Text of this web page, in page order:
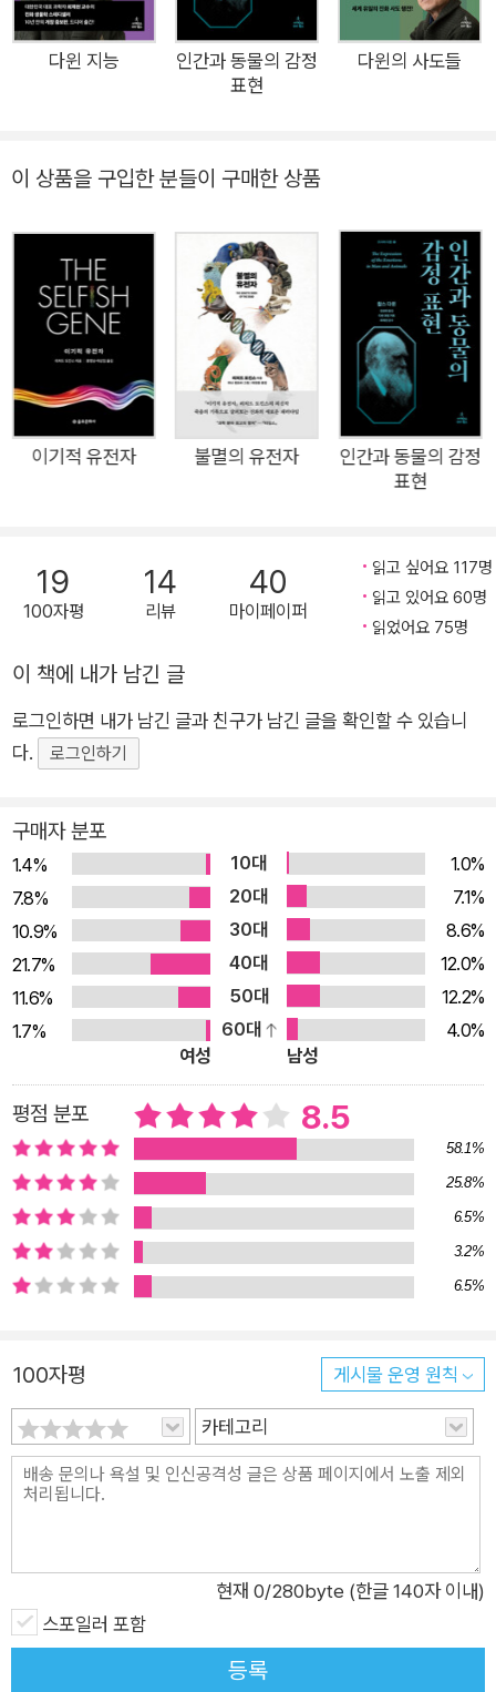
하나이다. 다윈은 이 책을 통해 ‘자연 선택을 통한 진화’라는 개념
이 종의 다양성, 생물 개체의 복잡성, 종의 변화 및 분화라는 같은
생물계의 제반 현상을 궁극적으로 설명해 낼 수 있는 기본 개념임
본질에 대한 사고를 송두리째 바꿔 버렸다. 그 덕분에 다윈은 코
낸 인류 역사상 가장 중요한 혁명의 예언자이자, 마르크스, 프로
이트와 함께 현대를 만든 사상가 중 한 사람으로 평가받는다. 특
히 체제 경쟁에서 사회주의가 몰락하고, 신경 과학의 발달로 정신
의학의 패러다임이 바뀌면서 예언자의 자리에서 물러나 마르크
스와 프로이트와는 달리 다윈은 21세기 현재도 자연 과학은 물
론, 인문 사회 과학 등 학문 세계 전반에서 강력한 영향력을 발휘
하고 있다. 다윈 사상의 출발점이라 할 『종의 기원』 초판을 진화
까지 모두 여섯 번의 개정 작업이 이뤄지는데, 그때마다 다윈은
오탈자를 교정하기도 하고, 그 이전 판에 대해서 제기된 비판들을
모아 반론을 제기하기도 하고, 자신의 이론을 변경하기도 하고,
용어를 새로 도입하기도 한다. 그래서 ‘자연 선택을 통한 진화’라
71년), 『인간과 동물의 감정 표현』(1872년)을 완간하는 시점에
낸 6판을 20세기 중반까지 진화 생물학자들은 다윈 사상의 완성
반 이후 다위 사상과 그가 남긴 문헌에 대한 연구가 본격화되면
서, 다윈이 『종의 기원』 개정판을 출간하는 과정에서 자신의 책이
만든 논란을 의식해 표현을 순화하거나 우생학적, 인종주의적 편
견에 이용될 수 있는 빌미를 만들거나 했음을 발견하게 된다. 이
에 지성계에 파란을 일으켰던 바로 그 책, 다윈의 원래 생각이 원
래 그대로 담겨 있을 다윈 사상의 애초 출발점으로 돌아가 초판을
살펴보자는 움직임이 형성되었다. 한국 진화학계의 역량을 모아
제대로 된 다윈 선집을 만들어 보자는 「드디어 다윈」 시리즈의 첫
번째 책인 『종의 기원』이 초판을 번역한 것은 이러한 세계 학계의
움직임을 배경으로 한 것이다. 우리나라에서 1960년 이후 여러
판본의 『종의 기원』이 출간되었고, 초판 번역본도 일부 있었지만,
그중 대다수는 6판이었다. 장대익 교수는 『종의 기원』 초판을 번
역 출간하면서 진화 생물학의 최근까지의 역사적 성과와 다윈 문
헌에 대한 최신 연구를 바탕으로 다윈 사상의 원래 모습을 복원하
기 위해 노력했다. 예를 들어, ‘진화(evolution)’라는 단어부터 재
요람 역할을 했다고 평가되는 사회 다윈주의 창시자 허버트 스펜
서의 영향을 받은 게 명백해 보이는 ‘진보’라는 뉘앙스가 강하게
배어 있는 ‘진화’라는 단어를 다윈이 처음 쓴 것은 1871년 출간된
『인간의 유래와 성선택』부터다. 그리고 『종의 기원』에 사용된 것
은 1872년 출간된 6판부터다. 그 전까지 다윈은 자신의 ‘진화’ 개
에서는 진화라는 단어 대신 “변화를 동반한 계승(descent with
modification)”만을 사용한다. 그리고 나중에 ‘진화’를 사용하게
되었을 때에도 이 단어가 ‘진보’가 아니라 ‘전개(unfolding)’로 읽
히기 원했다. 다윈 사상의 원점을 찾기 위한 장대익 교수의 이러
다윈 지능
인간과 동물의 감정
표현
다윈의 사도들
이 상품을 구입한 분들이 구매한 상품
이기적 유전자 불멸의 유전자
인간과 동물의 감정
표현
19
100자평
14
리뷰
40
마이페이퍼
읽고 싶어요 117명
읽고 있어요 60명
읽었어요 75명
이 책에 내가 남긴 글
로그인하면 내가 남긴 글과 친구가 남긴 글을 확인할 수 있습니
다.
로그인하기
구매자 분포
1.4% 10대
1.0%
7.8%
20대
7.1%
10.9%
30대
8.6%
21.7%
40대
12.0%
11.6%
50대
12.2%
1.7%
60대
4.0%
여성
남성
평점 분포 8.5
58.1%
25.8%
6.5%
3.2%
6.5%
100자평 게시물 운영 원칙
카테고리
현재 0/280byte (한글 140자 이내)
스포일러 포함
등록